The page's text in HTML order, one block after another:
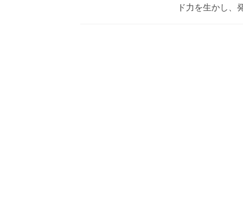
ド力を生かし、